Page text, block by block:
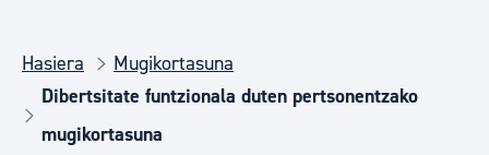
Hasiera
Mugikortasuna
Dibertsitate funtzionala duten pertsonentzako
mugikortasuna